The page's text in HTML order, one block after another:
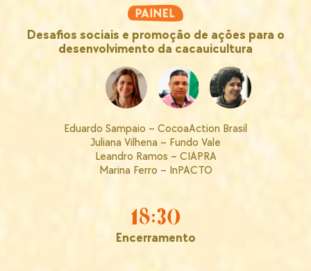
Desafios sociais e promoção de ações para o
desenvolvimento da cacauicultura
Eduardo Sampaio – CocoaAction Brasil
Juliana Vilhena – Fundo Vale
Leandro Ramos – CIAPRA
Marina Ferro – InPACTO
18:30
Encerramento